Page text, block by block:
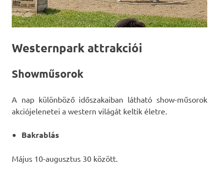
Westernpark attrakciói
Showműsorok
A nap különböző időszakaiban látható show-műsorok
akciójelenetei a western világát keltik életre.
Bakrablás
Május 10-augusztus 30 között.